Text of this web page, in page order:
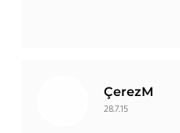
ÇerezM
28.7.15